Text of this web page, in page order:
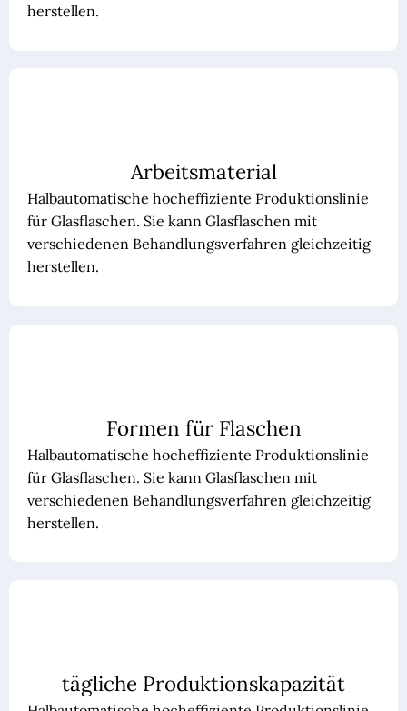
herstellen.
Arbeitsmaterial
Halbautomatische hocheffiziente Produktionslinie
für Glasflaschen. Sie kann Glasflaschen mit
verschiedenen Behandlungsverfahren gleichzeitig
herstellen.
Formen für Flaschen
Halbautomatische hocheffiziente Produktionslinie
für Glasflaschen. Sie kann Glasflaschen mit
verschiedenen Behandlungsverfahren gleichzeitig
herstellen.
tägliche Produktionskapazität